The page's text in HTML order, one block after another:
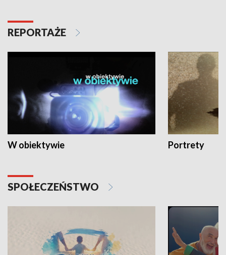
REPORTAŻE
W obiektywie Portrety
SPOŁECZEŃSTWO